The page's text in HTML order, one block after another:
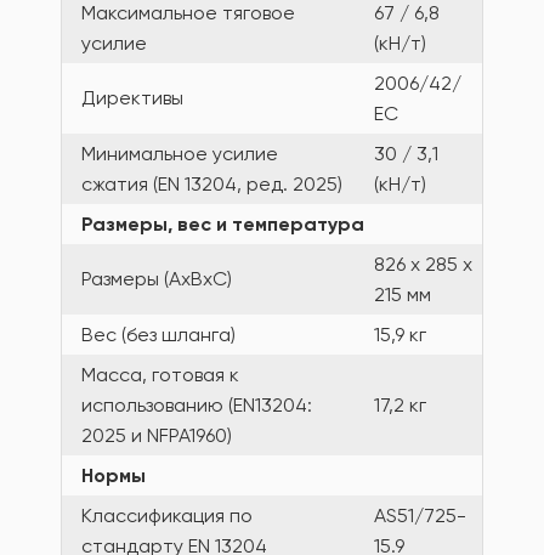
Максимальное тяговое
усилие
67 / 6,8
(кН/т)
Директивы
2006/42/
ЕС
Минимальное усилие
сжатия (EN 13204, ред. 2025)
30 / 3,1
(кН/т)
Размеры, вес и температура
Размеры (AxBxC)
826 x 285 x
215 мм
Вес (без шланга)
15,9 кг
Масса, готовая к
использованию (EN13204:
2025 и NFPA1960)
17,2 кг
Нормы
Классификация по
стандарту EN 13204
AS51/725-
15.9